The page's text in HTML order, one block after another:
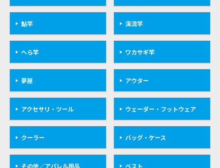
鮎竿 渓流竿
へら竿 ワカサギ竿
夢屋 アウター
アクセサリ・ツール ウェーダー・フットウェア
クーラー バッグ・ケース
その他／アパレル用品 ベスト